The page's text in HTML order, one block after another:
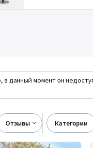
данный момент он
отзывы категории